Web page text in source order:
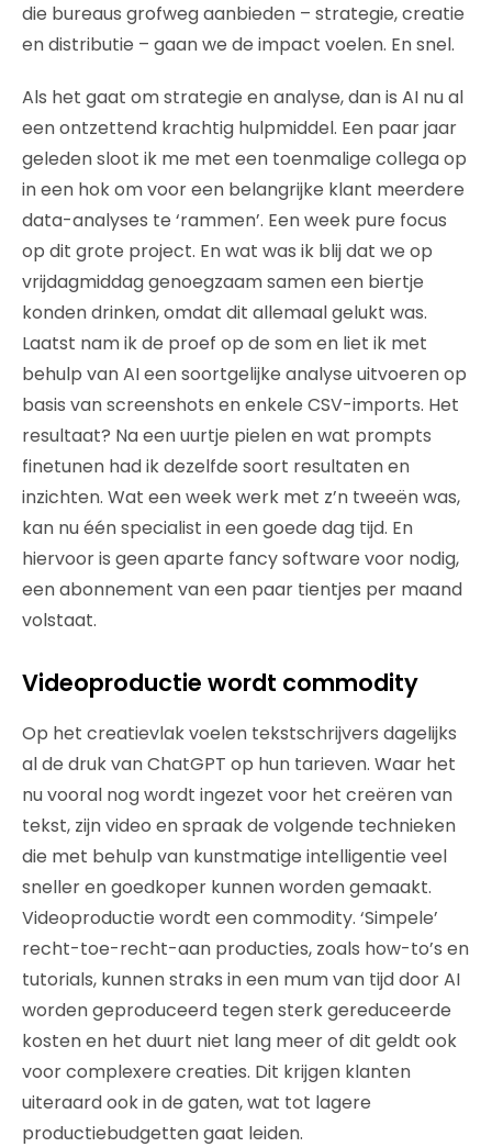
die bureaus grofweg aanbieden – strategie, creatie
en distributie – gaan we de impact voelen. En snel.
Als het gaat om strategie en analyse, dan is AI nu al
een ontzettend krachtig hulpmiddel. Een paar jaar
geleden sloot ik me met een toenmalige collega op
in een hok om voor een belangrijke klant meerdere
data-analyses te ‘rammen’. Een week pure focus
op dit grote project. En wat was ik blij dat we op
vrijdagmiddag genoegzaam samen een biertje
konden drinken, omdat dit allemaal gelukt was.
Laatst nam ik de proef op de som en liet ik met
behulp van AI een soortgelijke analyse uitvoeren op
basis van screenshots en enkele CSV-imports. Het
resultaat? Na een uurtje pielen en wat prompts
finetunen had ik dezelfde soort resultaten en
inzichten. Wat een week werk met z’n tweeën was,
kan nu één specialist in een goede dag tijd. En
hiervoor is geen aparte fancy software voor nodig,
een abonnement van een paar tientjes per maand
volstaat.
Videoproductie wordt commodity
Op het creatievlak voelen tekstschrijvers dagelijks
al de druk van ChatGPT op hun tarieven. Waar het
nu vooral nog wordt ingezet voor het creëren van
tekst, zijn video en spraak de volgende technieken
die met behulp van kunstmatige intelligentie veel
sneller en goedkoper kunnen worden gemaakt.
Videoproductie wordt een commodity. ‘Simpele’
recht-toe-recht-aan producties, zoals how-to’s en
tutorials, kunnen straks in een mum van tijd door AI
worden geproduceerd tegen sterk gereduceerde
kosten en het duurt niet lang meer of dit geldt ook
voor complexere creaties. Dit krijgen klanten
uiteraard ook in de gaten, wat tot lagere
productiebudgetten gaat leiden.